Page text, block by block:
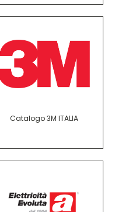
Catalogo 3M ITALIA